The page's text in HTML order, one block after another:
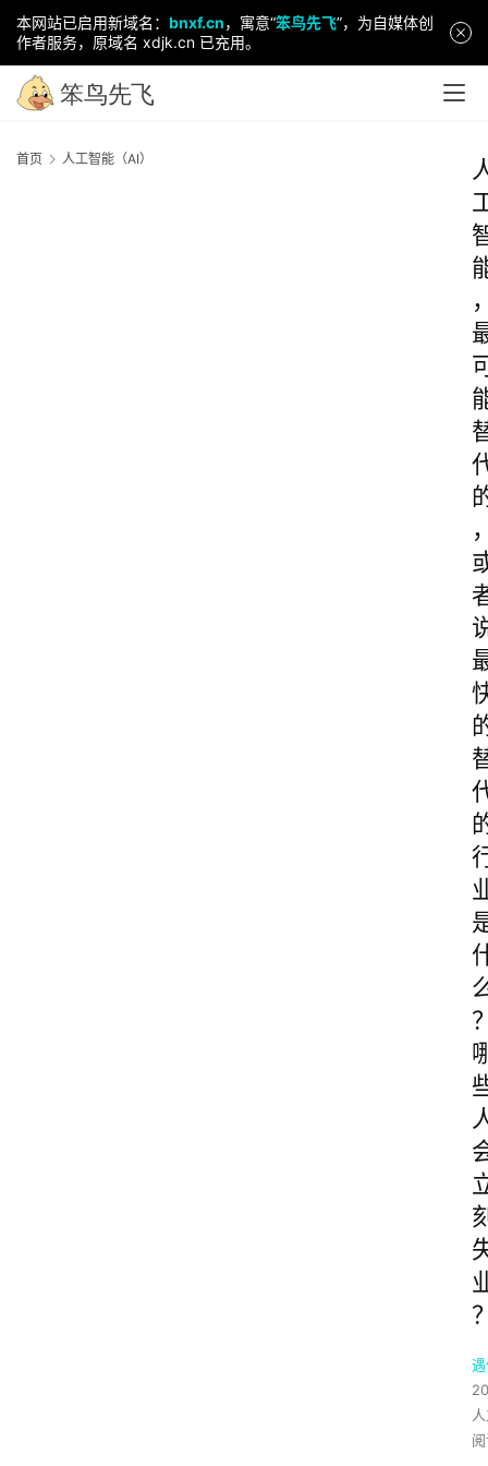
本网站已启用新域名： bnxf.cn，寓意“笨鸟先飞”，为自媒体创
作者服务，原域名 xdjk.cn 已充用。
首页 人工智能（AI）